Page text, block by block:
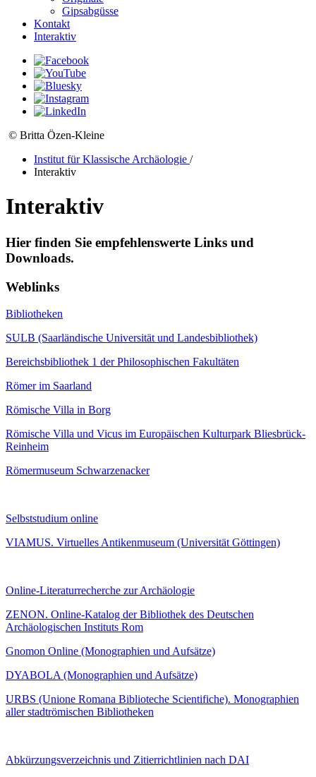
Gipsabgüsse
Kontakt
Interaktiv
© Britta Özen-Kleine
Institut für Klassische Archäologie /
Interaktiv
Interaktiv
Hier finden Sie empfehlenswerte Links und
Downloads.
Weblinks
Bibliotheken
SULB (Saarländische Universität und Landesbibliothek)
Bereichsbibliothek 1 der Philosophischen Fakultäten
Römer im Saarland
Römische Villa in Borg
Römische Villa und Vicus im Europäischen Kulturpark Bliesbrück-
Reinheim
Römermuseum Schwarzenacker
Selbststudium online
VIAMUS. Virtuelles Antikenmuseum (Universität Göttingen)
Online-Literaturrecherche zur Archäologie
ZENON. Online-Katalog der Bibliothek des Deutschen
Archäologischen Instituts Rom
Gnomon Online (Monographien und Aufsätze)
DYABOLA (Monographien und Aufsätze)
URBS (Unione Romana Biblioteche Scientifiche). Monographien
aller stadtrömischen Bibliotheken
Abkürzungsverzeichnis und Zitierrichtlinien nach DAI